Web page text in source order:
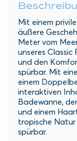
Mit einem
äußere
Meter vom
unseres
und den
spürbar. Mit
einem
interaktiven
Badewanne,
und einem
tropische Natur
spürbar.